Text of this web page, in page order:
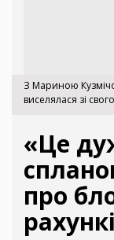
З Мариною
виселялася зі
«Це
про